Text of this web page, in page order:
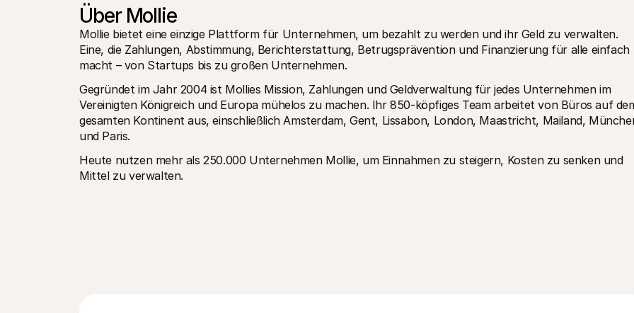
Über Mollie
Mollie bietet eine einzige Plattform für Unternehmen, um bezahlt zu werden und ihr Geld zu verwalten.
Eine, die Zahlungen, Abstimmung, Berichterstattung, Betrugsprävention und Finanzierung für alle einfach
macht – von Startups bis zu großen Unternehmen.
Gegründet im Jahr 2004 ist Mollies Mission, Zahlungen und Geldverwaltung für jedes Unternehmen im
Vereinigten Königreich und Europa mühelos zu machen. Ihr 850-köpfiges Team arbeitet von Büros auf
gesamten Kontinent aus, einschließlich Amsterdam, Gent, Lissabon, London, Maastricht, Mailand,
und Paris.
Heute nutzen mehr als 250.000 Unternehmen Mollie, um Einnahmen zu steigern, Kosten zu senken und
Mittel zu verwalten.